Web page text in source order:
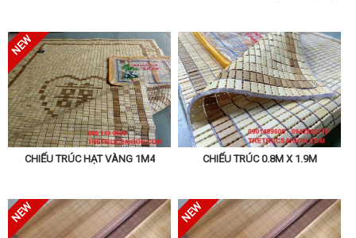
CHIẾU TRÚC HẠT VÀNG 1M4 CHIẾU TRÚC 0.8M X 1.9M